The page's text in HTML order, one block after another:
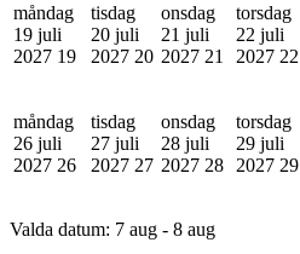
måndag
19 juli
2027 19
tisdag
20 juli
2027 20
onsdag
21 juli
2027 21
torsdag
22 juli
2027 22
måndag
26 juli
2027 26
tisdag
27 juli
2027 27
onsdag
28 juli
2027 28
torsdag
29 juli
2027 29
Valda datum: 7 aug - 8 aug